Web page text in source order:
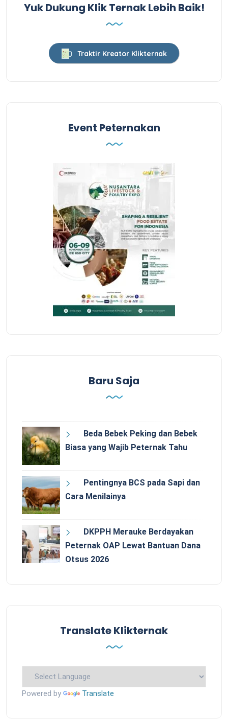
Yuk Dukung Klik Ternak Lebih Baik!
Traktir Kreator Klikternak
Event Peternakan
Baru Saja
Beda Bebek Peking dan Bebek
Biasa yang Wajib Peternak Tahu
Pentingnya BCS pada Sapi dan
Cara Menilainya
DKPPH Merauke Berdayakan
Peternak OAP Lewat Bantuan Dana
Otsus 2026
Translate Klikternak
Powered by Translate